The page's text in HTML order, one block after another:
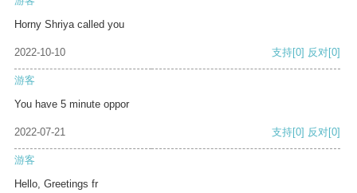
Horny Shriya called you
2022-10-10 支持[0] 反对[0]
游客
You have 5 minute oppor
2022-07-21 支持[0] 反对[0]
游客
Hello, Greetings fr